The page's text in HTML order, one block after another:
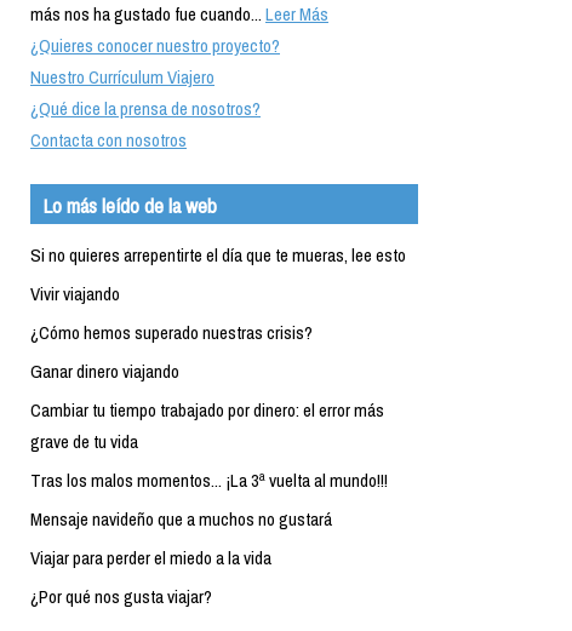
más nos ha gustado fue cuando...Leer Más
¿Quieres conocer nuestro proyecto?
Nuestro Currículum Viajero
¿Qué dice la prensa de nosotros?
Contacta con nosotros
Lo más leído de la web
Si no quieres arrepentirte el día que te mueras, lee esto
Vivir viajando
¿Cómo hemos superado nuestras crisis?
Ganar dinero viajando
Cambiar tu tiempo trabajado por dinero: el error más
grave de tu vida
Tras los malos momentos... ¡La 3ª vuelta al mundo!!!
Mensaje navideño que a muchos no gustará
Viajar para perder el miedo a la vida
¿Por qué nos gusta viajar?